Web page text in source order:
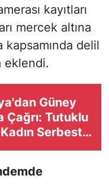
kayıtları
mercek altına
kapsamında delil
eklendi.
Güney
Çağrı: Tutuklu
Serbest